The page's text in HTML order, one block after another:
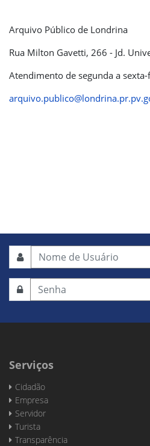
Arquivo Público de Londrina
Rua Milton Gavetti, 266 - Jd.
Atendimento de segunda a
Serviços
Cidadão
Empresa
Servidor
Turista
Transparência